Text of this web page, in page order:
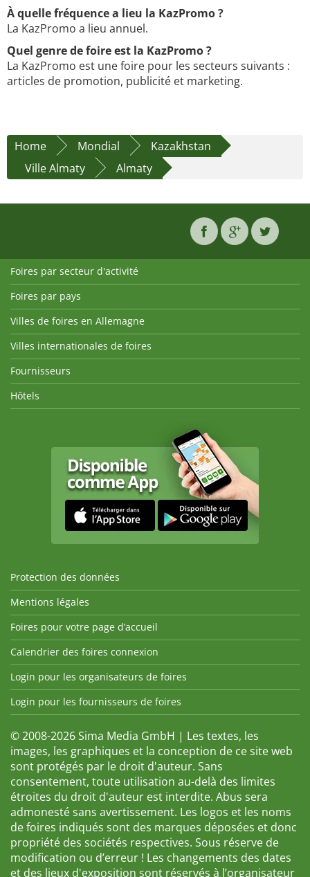
À quelle fréquence a lieu la KazPromo ?
La KazPromo a lieu annuel.
Quel genre de foire est la KazPromo ?
La KazPromo est une foire pour les secteurs suivants :
articles de promotion, publicité et marketing.
Home Mondial
Kazakhstan
Ville Almaty
Almaty
Foires par secteur d'activité
Foires par pays
Villes de foires en Allemagne
Villes internationales de foires
Fournisseurs
Hôtels
Protection des données
Mentions légales
Foires pour votre page d’accueil
Calendrier des foires connexion
Login pour les organisateurs de foires
Login pour les fournisseurs de foires
© 2008-2026 Sima Media GmbH | Les textes, les
images, les graphiques et la conception de ce site web
sont protégés par le droit d'auteur. Sans
consentement, toute utilisation au-delà des limites
étroites du droit d'auteur est interdite. Abus sera
admonesté sans avertissement. Les logos et les noms
de foires indiqués sont des marques déposées et donc
propriété des sociétés respectives. Sous réserve de
modification ou d’erreur ! Les changements des dates
et des lieux d'exposition sont réservés à l’organisateur